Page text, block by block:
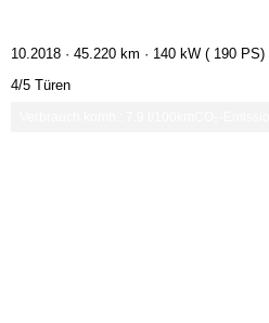
10.2018 · 45.220 km · 140 kW ( 190 PS)
4/5 Türen